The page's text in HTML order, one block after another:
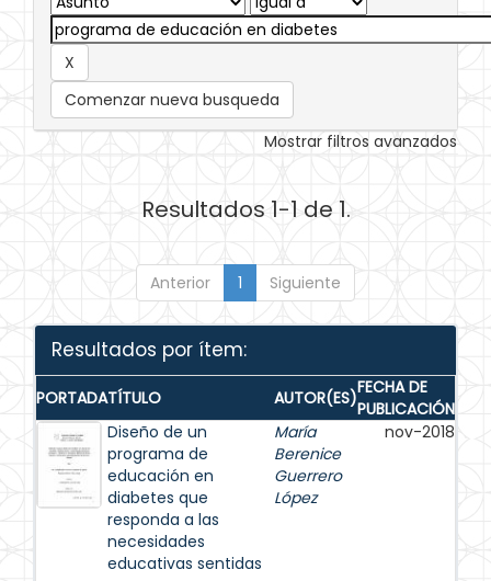
Comenzar nueva busqueda
Mostrar filtros avanzados
Resultados 1-1 de 1.
Anterior 1 Siguiente
Resultados por ítem:
PORTADATÍTULO AUTOR(ES)FECHA DE
PUBLICACIÓN
Diseño de un
programa de
educación en
diabetes que
responda a las
necesidades
educativas sentidas
María
Berenice
Guerrero
López
nov-2018